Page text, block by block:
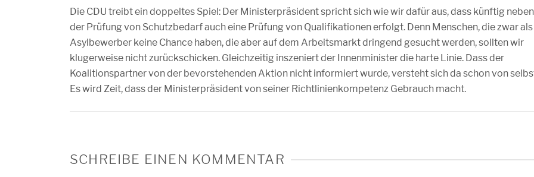
Die CDU treibt ein doppeltes Spiel: Der Ministerpräsident spricht sich wie wir dafür aus, dass künftig neben
der Prüfung von Schutzbedarf auch eine Prüfung von Qualifikationen erfolgt. Denn Menschen, die zwar als
Asylbewerber keine Chance haben, die aber auf dem Arbeitsmarkt dringend gesucht werden, sollten wir
klugerweise nicht zurückschicken. Gleichzeitig inszeniert der Innenminister die harte Linie. Dass der
Koalitionspartner von der bevorstehenden Aktion nicht informiert wurde, versteht sich da schon von
Es wird Zeit, dass der Ministerpräsident von seiner Richtlinienkompetenz Gebrauch macht.
SCHREIBE EINEN KOMMENTAR